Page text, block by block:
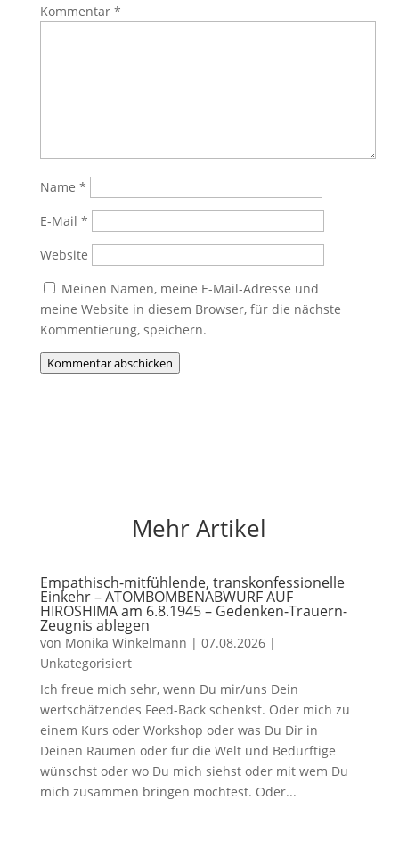
Kommentar *
Name *
E-Mail *
Website
Meinen Namen, meine E-Mail-Adresse und
meine Website in diesem Browser, für die nächste
Kommentierung, speichern.
Kommentar abschicken
Mehr Artikel
Empathisch-mitfühlende, transkonfessionelle
Einkehr – ATOMBOMBENABWURF AUF
HIROSHIMA am 6.8.1945 – Gedenken-Trauern-
Zeugnis ablegen
von Monika Winkelmann | 07.08.2026|
Unkategorisiert
Ich freue mich sehr, wenn Du mir/uns Dein
wertschätzendes Feed-Back schenkst. Oder mich zu
einem Kurs oder Workshop oder was Du Dir in
Deinen Räumen oder für die Welt und Bedürftige
wünschst oder wo Du mich siehst oder mit wem Du
mich zusammen bringen möchtest. Oder...